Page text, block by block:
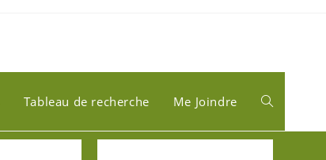
Tableau de recherche Me Joindre